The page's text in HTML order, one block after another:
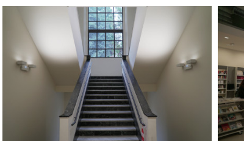
CASTING
EVENTI, SPECIALI
Anteprime in Piemonte
TFI Torino Film Industry - Production
Avenue Cove - Erasmus +
Guarda che storia!
La Grazia - Immagini e location della
Torino di Paolo Sorrentino
Lavora
Stage -
Elenco